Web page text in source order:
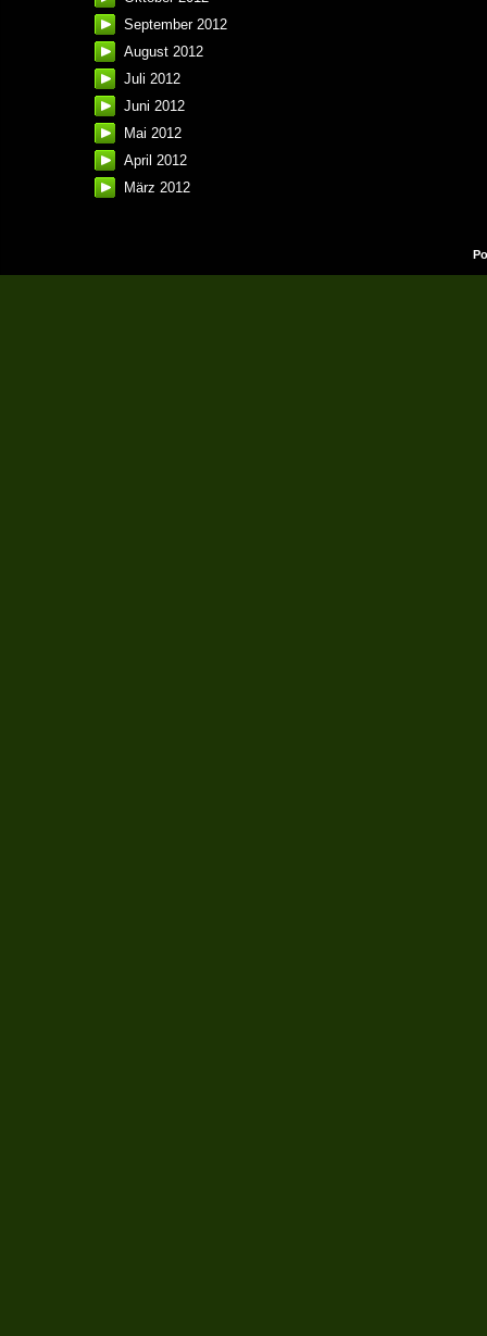
September 2012
August 2012
Juli 2012
Juni 2012
Mai 2012
April 2012
März 2012